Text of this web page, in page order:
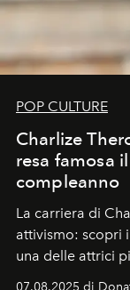
POP CULTURE
Charlize
resa famosa
compleanno
La carriera di
attivismo: scopri
una delle attrici